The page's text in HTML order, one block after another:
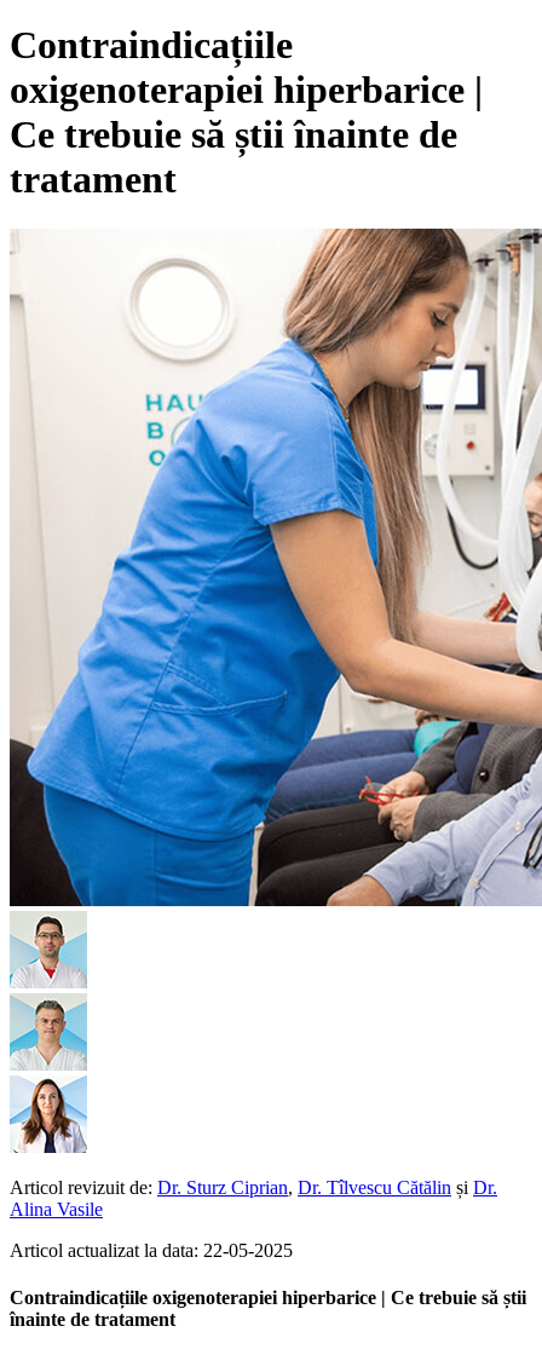
Contraindicațiile
oxigenoterapiei hiperbarice |
Ce trebuie să știi înainte de
tratament
Articol revizuit de: Dr. Sturz Ciprian, Dr. Tîlvescu Cătălin și Dr.
Alina Vasile
Articol actualizat la data: 22-05-2025
Contraindicațiile oxigenoterapiei hiperbarice | Ce trebuie să știi
înainte de tratament